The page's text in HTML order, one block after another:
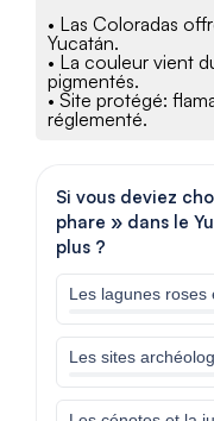
• Las Coloradas
Yucatán.
• La couleur vient
pigmentés.
• Site protégé:
réglementé.
Si vous deviez
phare » dans le
plus ?
Les lagunes roses
Les sites